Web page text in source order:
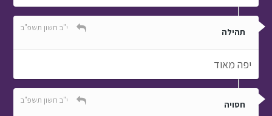
תהילה י"ב חשון תשפ"ב
יפה מאוד
חסויה י"ב חשון תשפ"ב